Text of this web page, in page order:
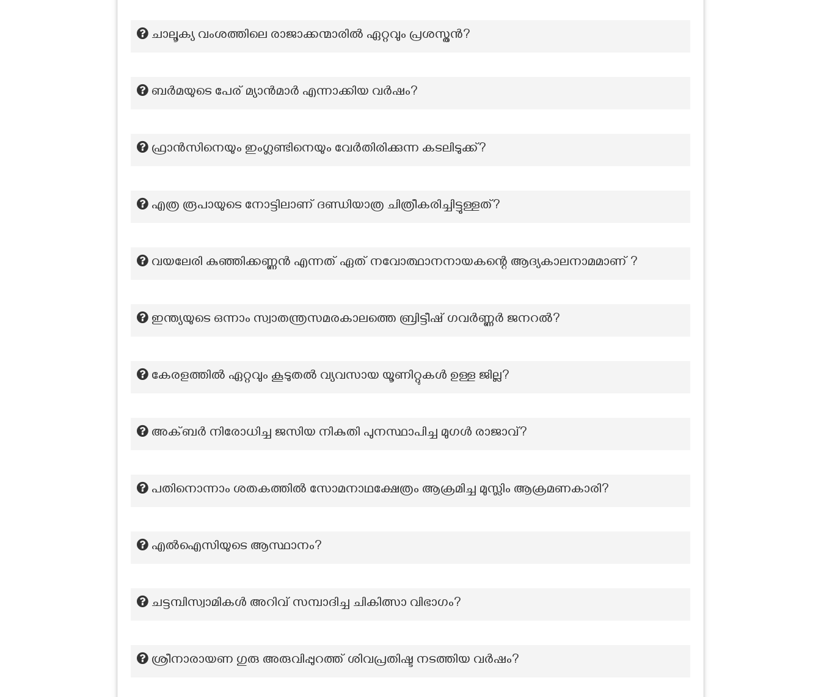
ചാലൂക്യ വംശത്തിലെ രാജാക്കന്മാരിൽ ഏറ്റവും പ്രശസ്തൻ?
ബർമയുടെ പേര് മ്യാൻമാർ എന്നാക്കിയ വർഷം?
ഫ്രാൻസിനെയും ഇംഗ്ലണ്ടിനെയും വേർതിരിക്കുന്ന കടലിടുക്ക്?
എത്ര രൂപായുടെ നോട്ടിലാണ് ദണ്ഡിയാത്ര ചിത്രീകരിച്ചിട്ടുള്ളത്?
വയലേരി കുഞ്ഞിക്കണ്ണൻ എന്നത് ഏത് നവോത്ഥാനനായകന്റെ ആദ്യകാലനാമമാണ് ?
ഇന്ത്യയുടെ ഒന്നാം സ്വാതന്ത്രസമരകാലത്തെ ബ്രിട്ടീഷ് ഗവർണ്ണർ ജനറൽ?
കേരളത്തിൽ ഏറ്റവും കൂടുതൽ വ്യവസായ യൂണിറ്റുകൾ ഉള്ള ജില്ല?
അക്ബർ നിരോധിച്ച ജസിയ നികുതി പുനസ്ഥാപിച്ച മുഗൾ രാജാവ്?
പതിനൊന്നാം ശതകത്തിൽ സോമനാഥക്ഷേത്രം ആക്രമിച്ച മുസ്ലിം ആക്രമണകാരി?
എൽഐസിയുടെ ആസ്ഥാനം?
ചട്ടമ്പിസ്വാമികള്‍ അറിവ് സമ്പാദിച്ച ചികിത്സാ വിഭാഗം?
ശ്രീനാരായണ ഗുരു അരുവിപ്പുറത്ത് ശിവപ്രതിഷ്ട നടത്തിയ വർഷം?